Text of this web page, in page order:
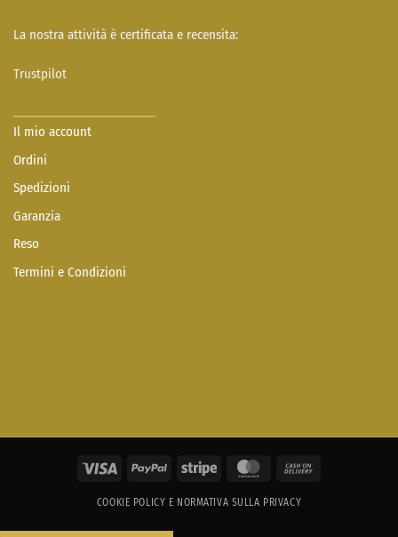
La nostra attività è certificata e recensita:
Trustpilot
Il mio account
Ordini
Spedizioni
Garanzia
Reso
Termini e Condizioni
Visa PayPal Stripe MasterCard
COOKIE POLICY E NORMATIVA SULLA PRIVACY